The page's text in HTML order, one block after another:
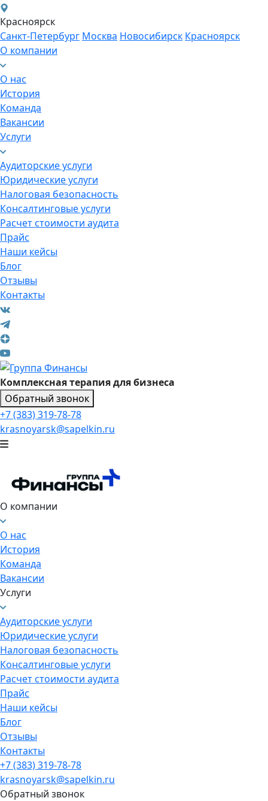
Красноярск
Санкт-Петербург Москва Новосибирск Красноярск
О компании
О нас
История
Команда
Вакансии
Услуги
Аудиторские услуги
Юридические услуги
Налоговая безопасность
Консалтинговые услуги
Расчет стоимости аудита
Прайс
Наши кейсы
Блог
Отзывы
Контакты
Комплексная терапия для бизнеса
Обратный звонок
+7 (383) 319-78-78
krasnoyarsk@sapelkin.ru
О компании
О нас
История
Команда
Вакансии
Услуги
Аудиторские услуги
Юридические услуги
Налоговая безопасность
Консалтинговые услуги
Расчет стоимости аудита
Прайс
Наши кейсы
Блог
Отзывы
Контакты
+7 (383) 319-78-78
krasnoyarsk@sapelkin.ru
Обратный звонок